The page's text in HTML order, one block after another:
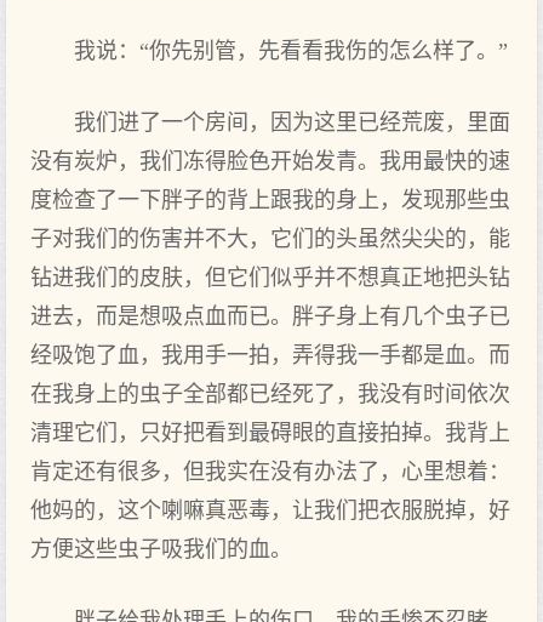
我说：“你先别管，先看看我伤的怎么样了。”
我们进了一个房间，因为这里已经荒废，里面
没有炭炉，我们冻得脸色开始发青。我用最快的速
度检查了一下胖子的背上跟我的身上，发现那些虫
子对我们的伤害并不大，它们的头虽然尖尖的，能
钻进我们的皮肤，但它们似乎并不想真正地把头钻
进去，而是想吸点血而已。胖子身上有几个虫子已
经吸饱了血，我用手一拍，弄得我一手都是血。而
在我身上的虫子全部都已经死了，我没有时间依次
清理它们，只好把看到最碍眼的直接拍掉。我背上
肯定还有很多，但我实在没有办法了，心里想着：
他妈的，这个喇嘛真恶毒，让我们把衣服脱掉，好
方便这些虫子吸我们的血。